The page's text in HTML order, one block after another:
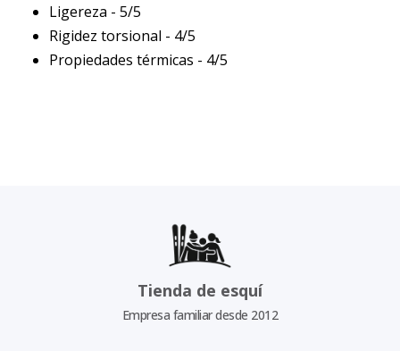
Ligereza - 5/5
Rigidez torsional - 4/5
Propiedades térmicas - 4/5
Tienda de esquí
Empresa familiar desde 2012